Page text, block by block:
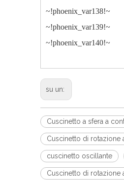
~!phoenix_var138!~
~!phoenix_var139!~
~!phoenix_var140!~
su un:
Cuscinetto a sfera a
Cuscinetto di rotazione
cuscinetto oscillante
Cuscinetto di rotazione